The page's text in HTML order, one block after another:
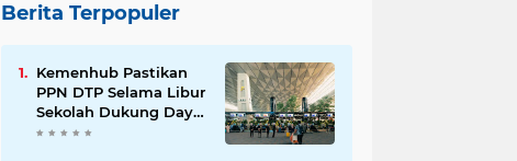
Berita Terpopuler
Kemenhub Pastikan
PPN DTP Selama Libur
Sekolah Dukung Daya
Beli Masyarakat